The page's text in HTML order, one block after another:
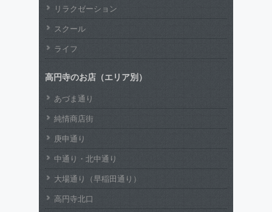
リラクゼーション
スクール
ライフ
高円寺のお店（エリア別）
あづま通り
純情商店街
庚申通り
中通り・北中通り
大場通り（早稲田通り）
高円寺北口